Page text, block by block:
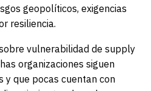
geopolíticos, exigencias
resiliencia.
vulnerabilidad de supply
organizaciones siguen
y que pocas cuentan con